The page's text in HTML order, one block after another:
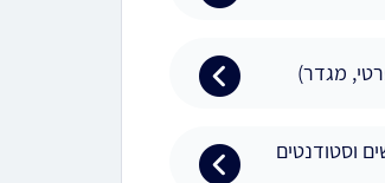
מגדר)
וסטודנטים